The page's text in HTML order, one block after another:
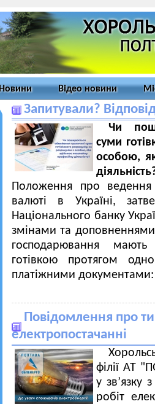
Новини Відео новини
Запитували?
Чи
суми
особою,
Положення про ведення
валюті в Україні,
Національного банку
змінами та
господарювання
готівкою протягом
платіжними документами:
Повідомлення про
електропостачанні
філії АТ
у зв’язку
робіт